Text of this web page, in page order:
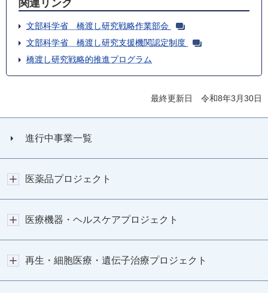
関連リンク
文部科学省 橋渡し研究戦略作業部会
文部科学省 橋渡し研究支援機関認定制度
橋渡し研究戦略的推進プログラム
最終更新日 令和8年3月30日
進行中事業一覧
医薬品プロジェクト
医療機器・ヘルスケアプロジェクト
再生・細胞医療・遺伝子治療プロジェクト